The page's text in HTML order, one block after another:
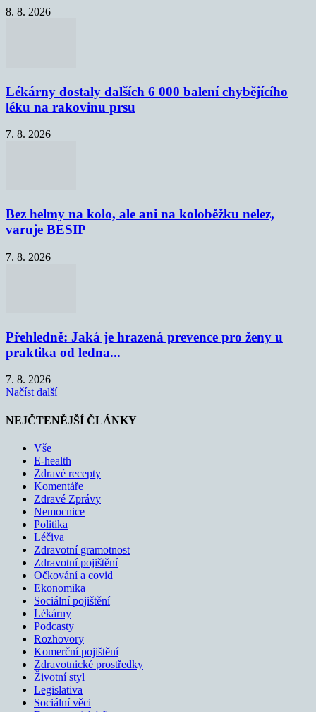
8. 8. 2026
Lékárny dostaly dalších 6 000 balení chybějícího
léku na rakovinu prsu
7. 8. 2026
Bez helmy na kolo, ale ani na koloběžku nelez,
varuje BESIP
7. 8. 2026
Přehledně: Jaká je hrazená prevence pro ženy u
praktika od ledna...
7. 8. 2026
Načíst další
NEJČTENĚJŠÍ ČLÁNKY
Vše
E-health
Zdravé recepty
Komentáře
Zdravé Zprávy
Nemocnice
Politika
Léčiva
Zdravotní gramotnost
Zdravotní pojištění
Očkování a covid
Ekonomika
Sociální pojištění
Lékárny
Podcasty
Rozhovory
Komerční pojištění
Zdravotnické prostředky
Životní styl
Legislativa
Sociální věci